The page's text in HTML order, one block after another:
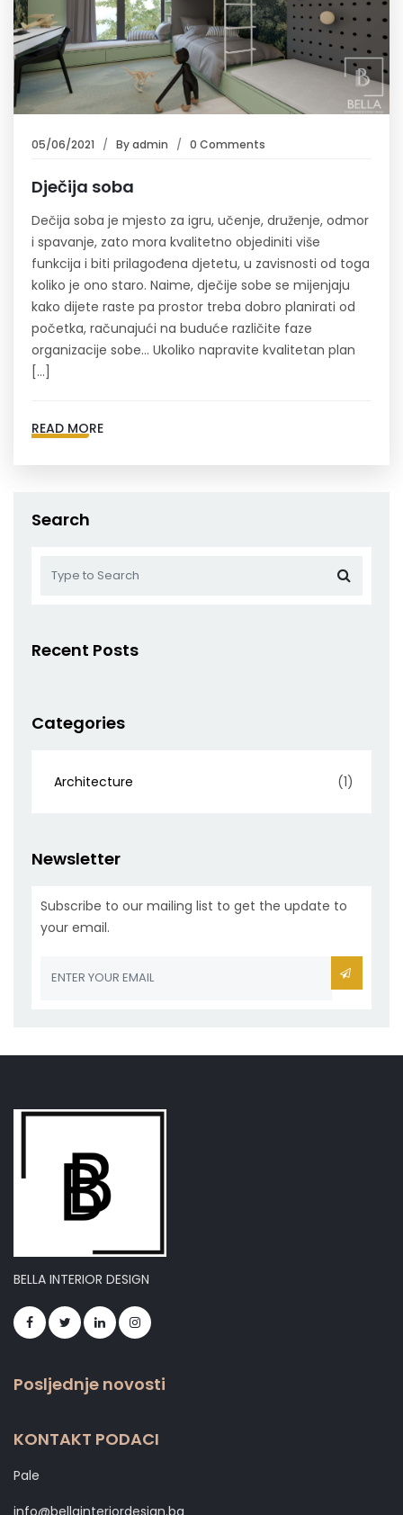
05/06/2021 Byadmin 0 Comments
Dječija soba
Dečija soba je mjesto za igru, učenje, druženje, odmor
i spavanje, zato mora kvalitetno objediniti više
funkcija i biti prilagođena djetetu, u zavisnosti od toga
koliko je ono staro. Naime, dječije sobe se mijenjaju
kako dijete raste pa prostor treba dobro planirati od
početka, računajući na buduće različite faze
organizacije sobe… Ukoliko napravite kvalitetan plan
[…]
READ MORE
Search
Recent Posts
Categories
Architecture (1)
Newsletter
Subscribe to our mailing list to get the update to
your email.
BELLA INTERIOR DESIGN
Posljednje novosti
KONTAKT PODACI
Pale
info@bellainteriordesign.ba